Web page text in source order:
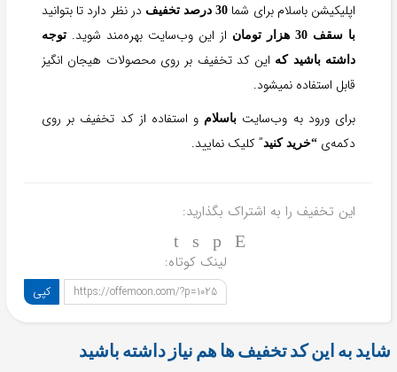
اپلیکیشن باسلام برای شما 30 درصد تخفیف در نظر دارد تا بتوانید
با سقف 30 هزار تومان از این وب‌سایت بهره‌مند شوید. توجه
داشته باشید که این کد تخفیف بر روی محصولات هیجان انگیز
قابل استفاده نمیشود.
برای ورود به وب‌سایت باسلام و استفاده از کد تخفیف بر روی
دکمه‌ی “خرید کنید” کلیک نمایید.
این تخفیف را به اشتراک بگذارید:
لینک کوتاه:
https://offemoon.com/?p=1025 کپی
شاید به این کد تخفیف ها هم نیاز داشته باشید